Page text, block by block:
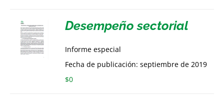
Desempeño sectorial
Informe especial
Fecha de publicación: septiembre de 2019
$0